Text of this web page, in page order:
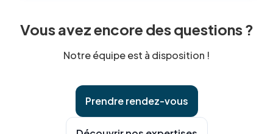
violation de données. Cet accompagnement préventif
données.
Vous avez encore des questions ?
Notre équipe est à disposition !
Prendre rendez-vous